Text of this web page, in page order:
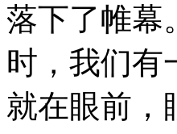
落下了帷幕
时，我们有
就在眼前，